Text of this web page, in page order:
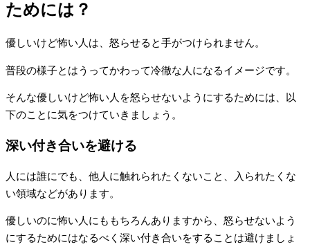
ためには？
優しいけど怖い人は、怒らせると手がつけられません。
普段の様子とはうってかわって冷徹な人になるイメージです。
そんな優しいけど怖い人を怒らせないようにするためには、以
下のことに気をつけていきましょう。
深い付き合いを避ける
人には誰にでも、他人に触れられたくないこと、入られたくな
い領域などがあります。
優しいのに怖い人にももちろんありますから、怒らせないよう
にするためにはなるべく深い付き合いをすることは避けましょ